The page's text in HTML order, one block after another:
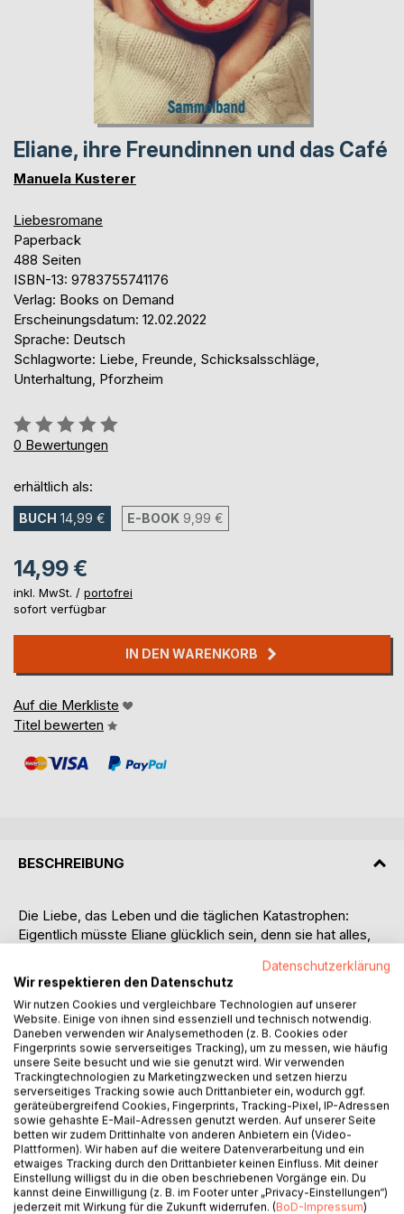
Eliane, ihre Freundinnen und das Café
Manuela Kusterer
Liebesromane
Paperback
488 Seiten
ISBN-13: 9783755741176
Verlag: Books on Demand
Erscheinungsdatum: 12.02.2022
Sprache: Deutsch
Schlagworte: Liebe, Freunde, Schicksalsschläge,
Unterhaltung, Pforzheim
Bewertung::
0%
0 Bewertungen
erhältlich als:
BUCH 14,99 € E-BOOK 9,99 €
14,99 €
inkl. MwSt. / portofrei
sofort verfügbar
IN DEN WARENKORB
Auf die Merkliste
Titel bewerten
BESCHREIBUNG
Die Liebe, das Leben und die täglichen Katastrophen:
Eigentlich müsste Eliane glücklich sein, denn sie hat alles,
ihrer Ehe kriselt es, ihre Freundinnen hören ihr nicht zu und
ihren Traum, ein eigenes Café zu eröffnen, kann sie nicht
verwirklichen. Dann wird Eliane von einigen heftigen
Schicksalsschlägen getroffen.
Tamara, ihr Leben und das Café:
Seit Tamara bei ihrer Freundin im Café arbeitet, ist sie einer
der glücklichsten Menschen auf Erden. Dachte sie
zumindest bist vor ein paar Wochen. Hat ihr Mann eine
Geliebte? Dazu kommt noch, dass sie drauf und dran ist,
sich in einen anderen Mann zu verlieben. Verzweifelt
sträubt sie sich gegen ihre Gefühle...
Datenschutzerklärung
Wir respektieren den Datenschutz
Wir nutzen Cookies und vergleichbare Technologien auf unserer
Website. Einige von ihnen sind essenziell und technisch notwendig.
Daneben verwenden wir Analysemethoden (z. B. Cookies oder
Fingerprints sowie serverseitiges Tracking), um zu messen, wie häufig
unsere Seite besucht und wie sie genutzt wird. Wir verwenden
Trackingtechnologien zu Marketingzwecken und setzen hierzu
serverseitiges Tracking sowie auch Drittanbieter ein, wodurch ggf.
geräteübergreifend Cookies, Fingerprints, Tracking-Pixel, IP-Adressen
sowie gehashte E-Mail-Adressen genutzt werden. Auf unserer Seite
betten wir zudem Drittinhalte von anderen Anbietern ein (Video-
Plattformen). Wir haben auf die weitere Datenverarbeitung und ein
etwaiges Tracking durch den Drittanbieter keinen Einfluss. Mit deiner
Einstellung willigst du in die oben beschriebenen Vorgänge ein. Du
kannst deine Einwilligung (z. B. im Footer unter „Privacy-Einstellungen“)
jederzeit mit Wirkung für die Zukunft widerrufen. (BoD-Impressum)